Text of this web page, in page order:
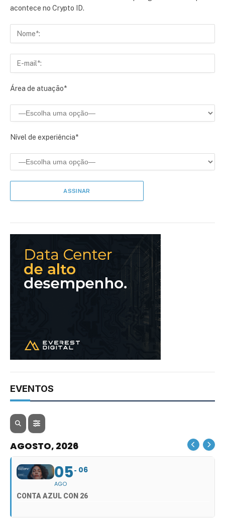
acontece no Crypto ID.
Área de atuação*
Nível de experiência*
EVENTOS
AGOSTO, 2026
05
AGO
06
CONTA AZUL CON 26